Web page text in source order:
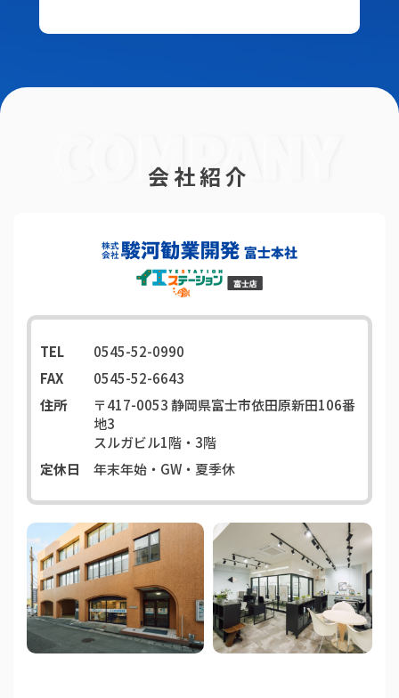
会社紹介
TEL
0545-52-0990
FAX
0545-52-6643
住所
〒417-0053静岡県富士市依田原新田106番
地3
スルガビル1階・3階
定休日
年末年始・GW・夏季休